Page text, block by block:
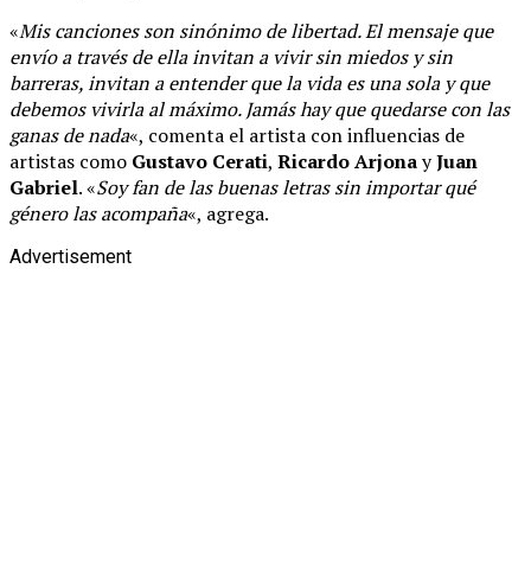
«Mis canciones son sinónimo de libertad. El mensaje que
envío a través de ella invitan a vivir sin miedos y sin
barreras, invitan a entender que la vida es una sola y que
debemos vivirla al máximo. Jamás hay que quedarse con las
ganas de nada«, comenta el artista con influencias de
artistas como Gustavo Cerati, Ricardo ArjonayJuan
Gabriel. «Soy fan de las buenas letras sin importar qué
género las acompaña«, agrega.
Advertisement